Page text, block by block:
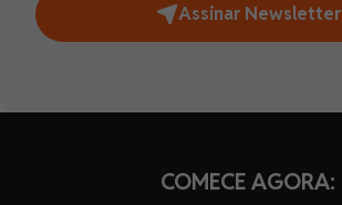
Assinar Newsletter
COMECE AGORA: